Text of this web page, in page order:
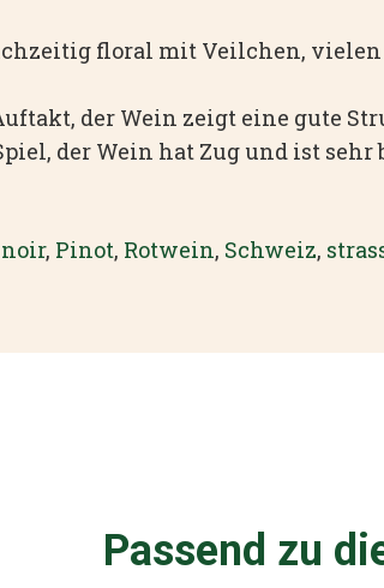
floral mit Veilchen,
der Wein zeigt eine gute
der Wein hat Zug und ist
noir, Pinot, Rotwein, Schweiz,
Passend zu